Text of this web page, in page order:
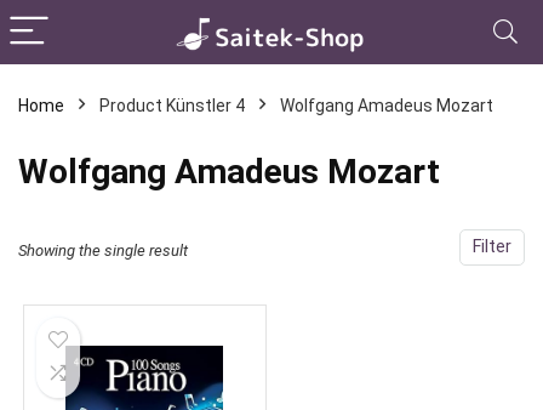
Home Product Künstler 4 Wolfgang Amadeus Mozart
Wolfgang Amadeus Mozart
Filter
Showing the single result